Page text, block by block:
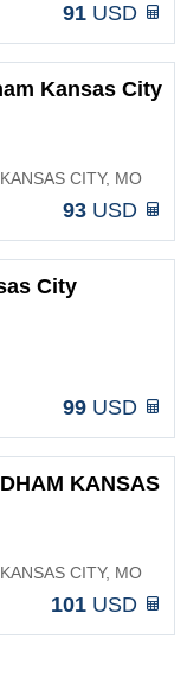
91 USD
Kansas City
CITY, MO
93 USD
City
99 USD
KANSAS
CITY, MO
101 USD